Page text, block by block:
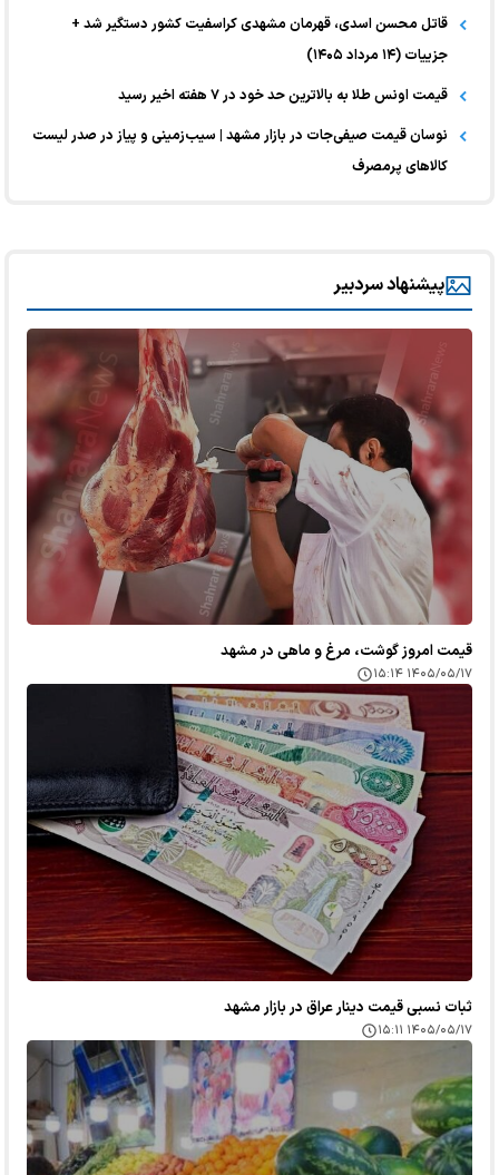
قاتل محسن اسدی، قهرمان مشهدی کراسفیت کشور دستگیر شد +
جزییات (۱۴ مرداد ۱۴۰۵)
قیمت اونس طلا به بالاترین حد خود در ۷ هفته اخیر رسید
نوسان قیمت صیفی‌جات در بازار مشهد | سیب‌زمینی و پیاز در صدر لیست
کالا‌های پرمصرف
پیشنهاد سردبیر
قیمت امروز گوشت، مرغ و ماهی در مشهد
۱۴۰۵/۰۵/۱۷ ۱۵:۱۴
ثبات نسبی قیمت دینار عراق در بازار مشهد
۱۴۰۵/۰۵/۱۷ ۱۵:۱۱